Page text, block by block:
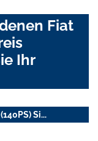
Fiat
Ihr
Si...